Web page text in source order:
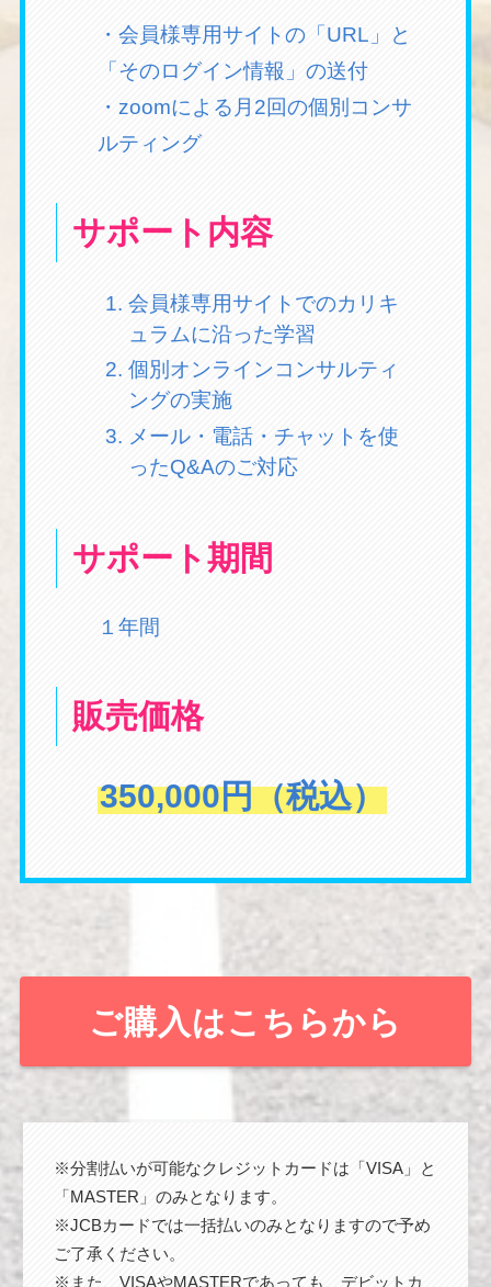
・会員様専用サイトの「URL」と
「そのログイン情報」の送付
・zoomによる月2回の個別コンサ
ルティング
サポート内容
会員様専用サイトでのカリキ
ュラムに沿った学習
個別オンラインコンサルティ
ングの実施
メール・電話・チャットを使
ったQ&Aのご対応
サポート期間
１年間
販売価格
350,000円（税込）
ご購入はこちらから
※分割払いが可能なクレジットカードは「VISA」と
「MASTER」のみとなります。
※JCBカードでは一括払いのみとなりますので予め
ご了承ください。
※また、VISAやMASTERであっても、デビットカ